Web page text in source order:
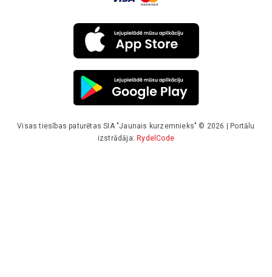
Visas tiesības paturētas SIA "Jaunais kurzemnieks" © 2026 | Portālu
izstrādāja: RydelCode